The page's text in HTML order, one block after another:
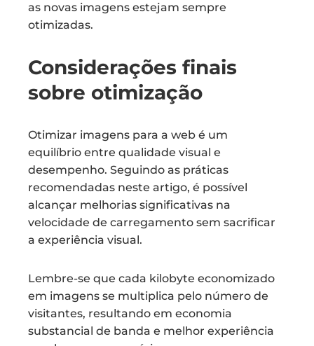
as novas imagens estejam sempre
otimizadas.
Considerações finais
sobre otimização
Otimizar imagens para a web é um
equilíbrio entre qualidade visual e
desempenho. Seguindo as práticas
recomendadas neste artigo, é possível
alcançar melhorias significativas na
velocidade de carregamento sem sacrificar
a experiência visual.
Lembre-se que cada kilobyte economizado
em imagens se multiplica pelo número de
visitantes, resultando em economia
substancial de banda e melhor experiência